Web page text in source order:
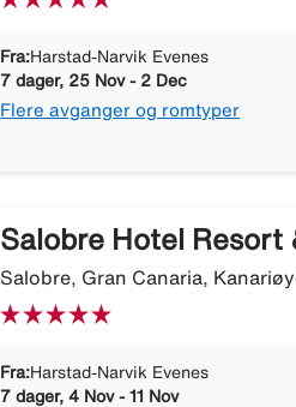
Fra:Harstad-Narvik Evenes
7 dager, 25 Nov - 2 Dec
Flere avganger og romtyper
Salobre Hotel Resort
Salobre, Gran Canaria,
Fra:Harstad-Narvik Evenes
7 dager, 4 Nov - 11 Nov